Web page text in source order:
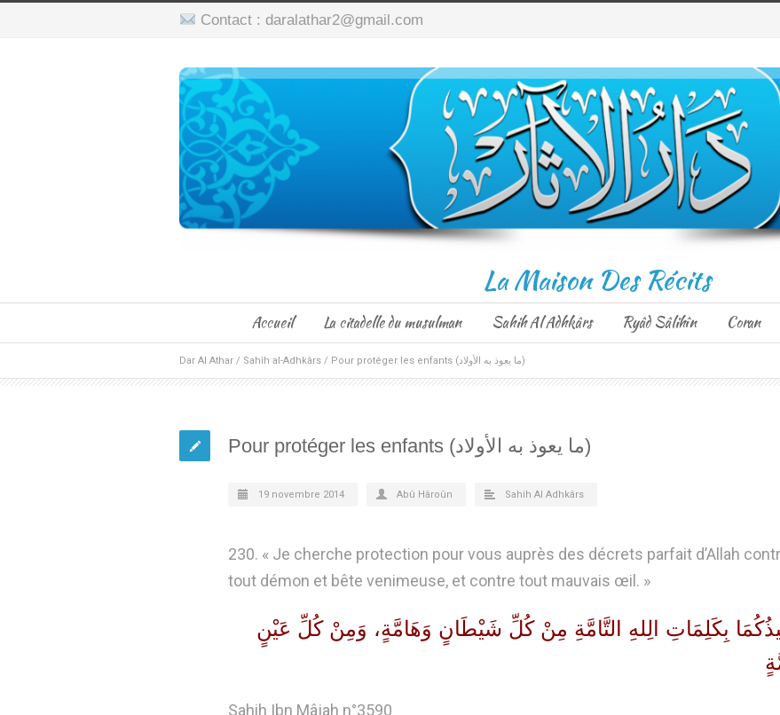
Contact : daralathar2@gmail.com
La Maison Des Récits
Accueil La citadelle du musulman Sahih Al Adhkârs Ryâd Sâlihîn Coran
Dar Al Athar / Sahîh al-Adhkârs / Pour protéger les enfants (ما يعوذ به الأولاد)
Pour protéger les enfants (ما يعوذ به الأولاد)
19 novembre 2014 Abû Hâroûn Sahih Al Adhkârs
230. « Je cherche protection pour vous auprès des décrets parfait d’Allah
tout démon et bête venimeuse, et contre tout mauvais œil. »
بِكَلِمَاتِ الِلهِ التَّامَّةِ مِنْ كُلِّ شَيْطَانٍ وَهَامَّةٍ، وَمِنْ كُلِّ عَيْنٍ
Sahih Ibn Mâjah n°3590